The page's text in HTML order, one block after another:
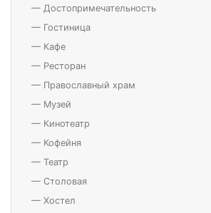
— Достопримечательность
— Гостиница
— Кафе
— Ресторан
— Православный храм
— Музей
— Кинотеатр
— Кофейня
— Театр
— Столовая
— Хостел